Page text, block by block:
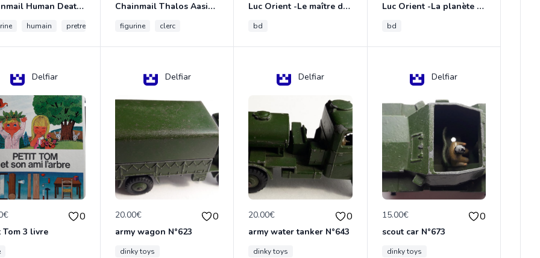
Chainmail Human Death Cleric
humain pretre
Chainmail Thalos Aasimar Cleric
figurine clerc
Luc Orient -Le maître de terango
bd
Luc Orient -La planète de l'angoisse
bd
Delfiar
0
Tom 3 livre
Delfiar
20.00€ 0
army wagon N°623
dinky toys
Delfiar
20.00€ 0
army water tanker N°643
dinky toys
Delfiar
15.00€ 0
scout car N°673
dinky toys